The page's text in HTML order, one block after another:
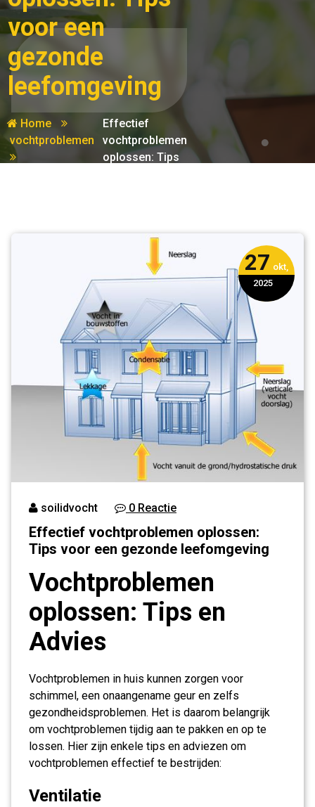
voor een
gezonde
leefomgeving
Home
vochtproblemen
Effectief
vochtproblemen
oplossen: Tips
27 okt,
2025
soilidvocht 0 Reactie
Effectief vochtproblemen oplossen:
Tips voor een gezonde leefomgeving
Vochtproblemen
oplossen: Tips en
Advies
Vochtproblemen in huis kunnen zorgen voor
schimmel, een onaangename geur en zelfs
gezondheidsproblemen. Het is daarom belangrijk
om vochtproblemen tijdig aan te pakken en op te
lossen. Hier zijn enkele tips en adviezen om
vochtproblemen effectief te bestrijden:
Ventilatie